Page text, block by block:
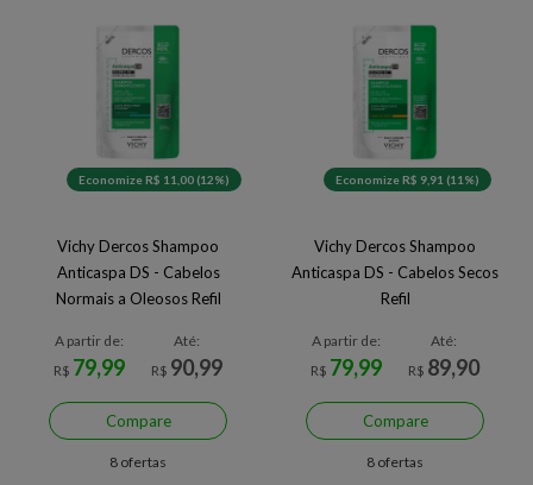
Economize R$ 11,00 (12%)
Vichy Dercos Shampoo
Anticaspa DS - Cabelos
Normais a Oleosos Refil
A partir de:
R$ 79,99
Até:
R$ 90,99
Compare
8 ofertas
Economize R$ 9,91 (11%)
Vichy Dercos Shampoo
Anticaspa DS - Cabelos Secos
Refil
A partir de:
R$ 79,99
Até:
R$ 89,90
Compare
8 ofertas